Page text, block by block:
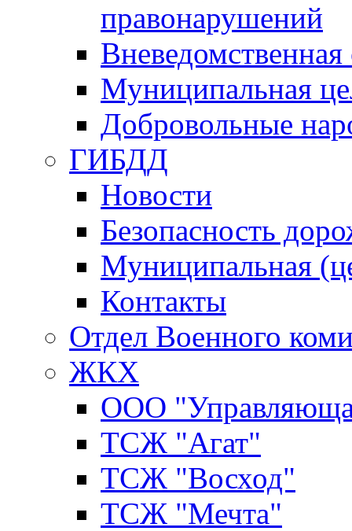
правонарушений
Вневедомственная
Муниципальная
Добровольные
ГИБДД
Новости
Безопасность
Муниципальная
Контакты
Отдел Военного
ЖКХ
ООО
ТСЖ "Агат"
ТСЖ "Восход"
ТСЖ "Мечта"